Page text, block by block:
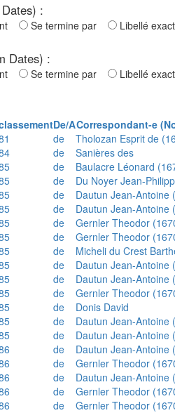
:
Se termine par Libellé exact
Dates) :
Se termine par Libellé exact
De/ACorrespondant-e
de Tholozan Esprit de
de Sanières des
de Baulacre Léonard
de Du Noyer Jean-
de Dautun Jean-Antoine
de Dautun Jean-Antoine
de Gernler Theodor
de Gernler Theodor
de Micheli du Crest
de Dautun Jean-Antoine
de Dautun Jean-Antoine
de Gernler Theodor
de Donis David
de Dautun Jean-Antoine
de Dautun Jean-Antoine
de Dautun Jean-Antoine
de Gernler Theodor
de Dautun Jean-Antoine
de Gernler Theodor
de Gernler Theodor